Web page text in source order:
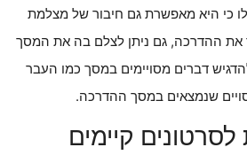
כי היא מאפשרת גם חיבור של מצלמת
את ההדרכה, גם ניתן לצלם בה את המסך
דברים מסויימים במסך כמו העבר
שנמצאים במסך ההדרכה.
לסרטונים קיימים